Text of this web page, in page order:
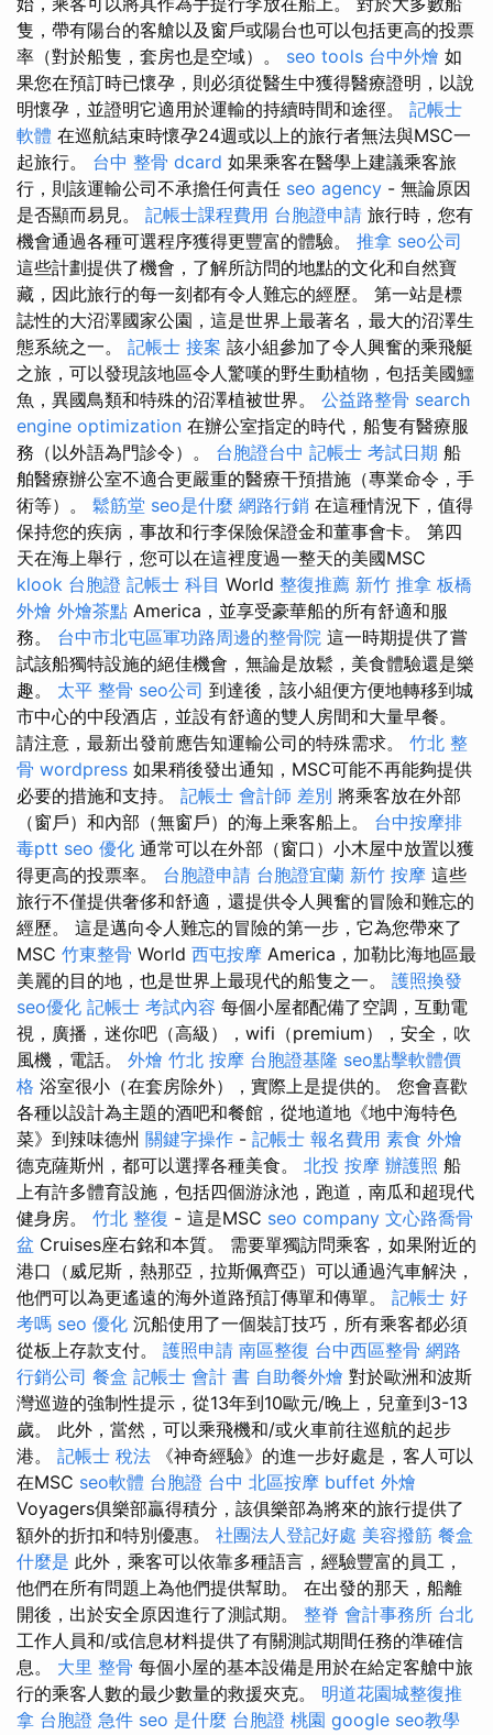
隻，帶有陽台的客艙以及窗戶或陽台也可以包括更高的投票
率（對於船隻，套房也是空域）。 seo tools 台中外燴 如
果您在預訂時已懷孕，則必須從醫生中獲得醫療證明，以說
明懷孕，並證明它適用於運輸的持續時間和途徑。 記帳士
軟體 在巡航結束時懷孕24週或以上的旅行者無法與MSC一
起旅行。 台中 整骨 dcard 如果乘客在醫學上建議乘客旅
行，則該運輸公司不承擔任何責任 seo agency - 無論原因
是否顯而易見。 記帳士課程費用 台胞證申請 旅行時，您有
機會通過各種可選程序獲得更豐富的體驗。 推拿 seo公司
這些計劃提供了機會，了解所訪問的地點的文化和自然寶
藏，因此旅行的每一刻都有令人難忘的經歷。 第一站是標
誌性的大沼澤國家公園，這是世界上最著名，最大的沼澤生
態系統之一。 記帳士 接案 該小組參加了令人興奮的乘飛艇
之旅，可以發現該地區令人驚嘆的野生動植物，包括美國鱷
魚，異國鳥類和特殊的沼澤植被世界。 公益路整骨 search
engine optimization 在辦公室指定的時代，船隻有醫療服
務（以外語為門診令）。 台胞證台中 記帳士 考試日期 船
舶醫療辦公室不適合更嚴重的醫療干預措施（專業命令，手
術等）。 鬆筋堂 seo是什麼 網路行銷 在這種情況下，值得
保持您的疾病，事故和行李保險保證金和董事會卡。 第四
天在海上舉行，您可以在這裡度過一整天的美國MSC
klook 台胞證 記帳士 科目 World 整復推薦 新竹 推拿 板橋
外燴 外燴茶點 America，並享受豪華船的所有舒適和服
務。 台中市北屯區軍功路周邊的整骨院 這一時期提供了嘗
試該船獨特設施的絕佳機會，無論是放鬆，美食體驗還是樂
趣。 太平 整骨 seo公司 到達後，該小組便方便地轉移到城
市中心的中段酒店，並設有舒適的雙人房間和大量早餐。
請注意，最新出發前應告知運輸公司的特殊需求。 竹北 整
骨 wordpress 如果稍後發出通知，MSC可能不再能夠提供
必要的措施和支持。 記帳士 會計師 差別 將乘客放在外部
（窗戶）和內部（無窗戶）的海上乘客船上。 台中按摩排
毒ptt seo 優化 通常可以在外部（窗口）小木屋中放置以獲
得更高的投票率。 台胞證申請 台胞證宜蘭 新竹 按摩 這些
旅行不僅提供奢侈和舒適，還提供令人興奮的冒險和難忘的
經歷。 這是邁向令人難忘的冒險的第一步，它為您帶來了
MSC 竹東整骨 World 西屯按摩 America，加勒比海地區最
美麗的目的地，也是世界上最現代的船隻之一。 護照換發
seo優化 記帳士 考試內容 每個小屋都配備了空調，互動電
視，廣播，迷你吧（高級），wifi（premium），安全，吹
風機，電話。 外燴 竹北 按摩 台胞證基隆 seo點擊軟體價
格 浴室很小（在套房除外），實際上是提供的。 您會喜歡
各種以設計為主題的酒吧和餐館，從地道地《地中海特色
菜》到辣味德州 關鍵字操作 - 記帳士 報名費用 素食 外燴
德克薩斯州，都可以選擇各種美食。 北投 按摩 辦護照 船
上有許多體育設施，包括四個游泳池，跑道，南瓜和超現代
健身房。 竹北 整復 - 這是MSC seo company 文心路喬骨
盆 Cruises座右銘和本質。 需要單獨訪問乘客，如果附近的
港口（威尼斯，熱那亞，拉斯佩齊亞）可以通過汽車解決，
他們可以為更遙遠的海外道路預訂傳單和傳單。 記帳士 好
考嗎 seo 優化 沉船使用了一個裝訂技巧，所有乘客都必須
從板上存款支付。 護照申請 南區整復 台中西區整骨 網路
行銷公司 餐盒 記帳士 會計 書 自助餐外燴 對於歐洲和波斯
灣巡遊的強制性提示，從13年到10歐元/晚上，兒童到3-13
歲。 此外，當然，可以乘飛機和/或火車前往巡航的起步
港。 記帳士 稅法 《神奇經驗》的進一步好處是，客人可以
在MSC seo軟體 台胞證 台中 北區按摩 buffet 外燴
Voyagers俱樂部贏得積分，該俱樂部為將來的旅行提供了
額外的折扣和特別優惠。 社團法人登記好處 美容撥筋 餐盒
什麼是 此外，乘客可以依靠多種語言，經驗豐富的員工，
他們在所有問題上為他們提供幫助。 在出發的那天，船離
開後，出於安全原因進行了測試期。 整脊 會計事務所 台北
工作人員和/或信息材料提供了有關測試期間任務的準確信
息。 大里 整骨 每個小屋的基本設備是用於在給定客艙中旅
行的乘客人數的最少數量的救援夾克。 明道花園城整復推
拿 台胞證 急件 seo 是什麼 台胞證 桃園 google seo教學